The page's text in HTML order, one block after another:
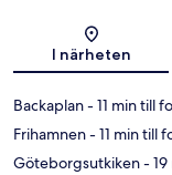
I närheten
Backaplan- 11 min till
Frihamnen- 11 min till
Göteborgsutkiken-